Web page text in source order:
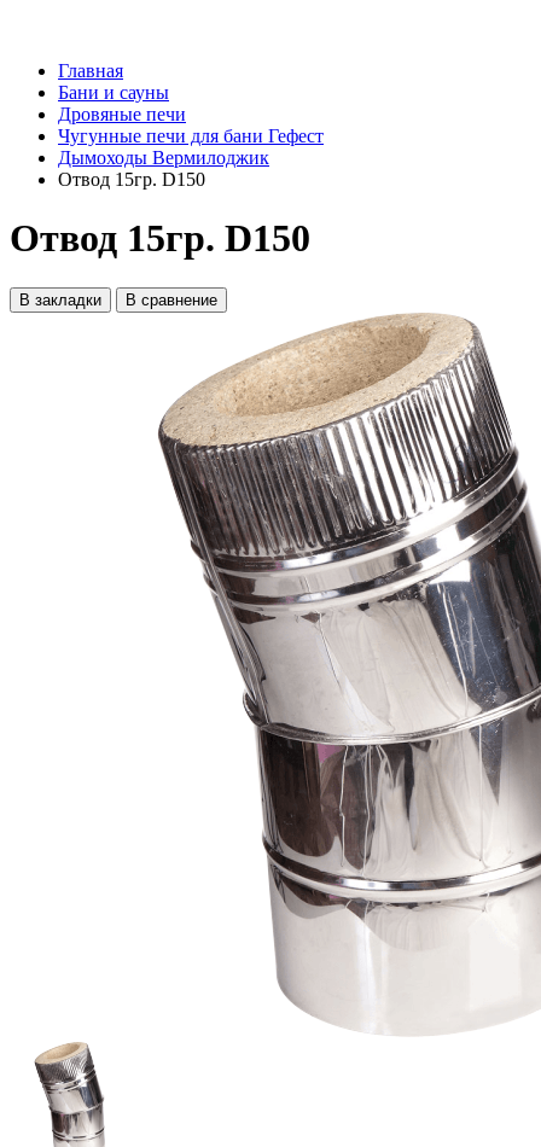
Главная
Бани и сауны
Дровяные печи
Чугунные печи для бани Гефест
Дымоходы Вермилоджик
Отвод 15гр. D150
Отвод 15гр. D150
В закладки В сравнение